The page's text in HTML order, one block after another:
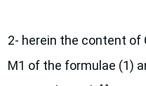
2- herein the content
M1 of the formulae (1)